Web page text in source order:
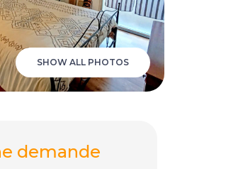
SHOW ALL PHOTOS
demande